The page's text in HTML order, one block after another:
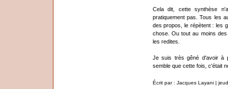
Cela dit, cette synthèse
pratiquement pas. Tous les
des propos, le répètent : les
chose. Ou tout au moins
les redites.
Je suis très gêné d'avoir à
semble que cette fois, c'était
Écrit par : Jacques Layani |